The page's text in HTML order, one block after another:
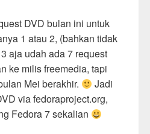
DVD bulan ini untuk
1 atau 2, (bahkan tidak
aja udah ada 7 request
ke milis freemedia, tapi
Mei berakhir.
Jadi
via fedoraproject.org,
Fedora 7 sekalian